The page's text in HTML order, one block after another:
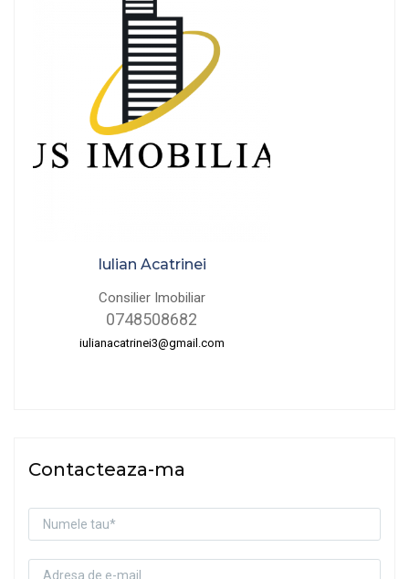
Iulian Acatrinei
Consilier Imobiliar
0748508682
iulianacatrinei3@gmail.com
Contacteaza-ma